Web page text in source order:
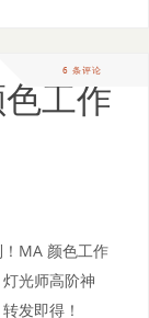
6 条评论
色工作
MA 颜色工作
光师高阶神
发即得！